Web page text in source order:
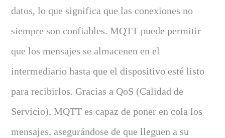
datos, lo que significa que las conexiones no
siempre son confiables. MQTT puede permitir
que los mensajes se almacenen en el
intermediario hasta que el dispositivo esté listo
para recibirlos. Gracias a QoS (Calidad de
Servicio), MQTT es capaz de poner en cola los
mensajes, asegurándose de que lleguen a su